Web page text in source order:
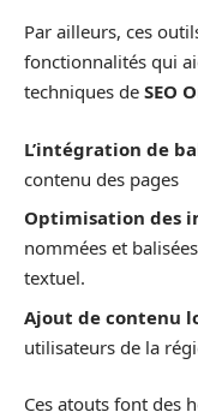
Par ailleurs, ces
fonctionnalités qui
techniques de SEO
L’intégration de
contenu des pages
Optimisation des
nommées et
textuel.
Ajout de contenu
utilisateurs de la
Ces atouts font des